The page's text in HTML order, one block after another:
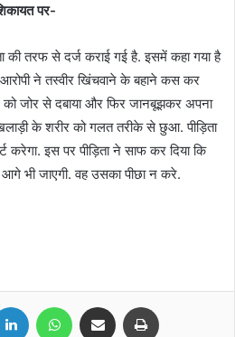
पर-
की तरफ से दर्ज कराई गई है. इसमें कहा गया है
ने तस्वीर खिंचवाने के बहाने कस कर
जोर से दबाया और फिर जानबूझकर अपना
के शरीर को गलत तरीके से छुआ. पीड़िता
करेगा. इस पर पीड़िता ने साफ कर दिया कि
भी जाएगी. वह उसका पीछा न करे.
LinkedIn WhatsAppShare via Email